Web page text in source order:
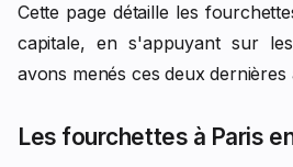
Cette page détaille les
capitale, en s'appuyant sur
avons menés ces deux dernières
Les fourchettes à Paris